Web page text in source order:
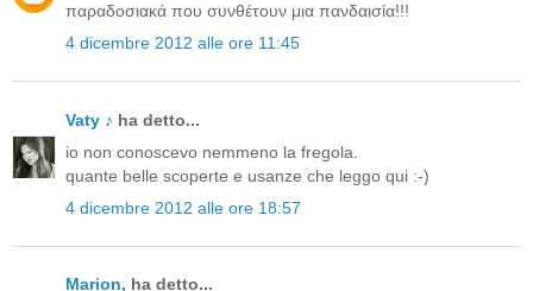
παραδοσιακά που συνθέτουν μια πανδαισία!!!
4 dicembre 2012 alle ore 11:45
Vaty ♪ ha detto...
io non conoscevo nemmeno la fregola.
quante belle scoperte e usanze che leggo qui :-)
4 dicembre 2012 alle ore 18:57
Μarion, ha detto...